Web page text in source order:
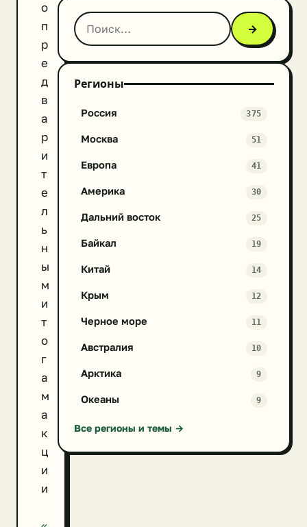
о
п
р
е
д
в
а
р
и
т
е
л
ь
н
ы
м
и
т
о
г
а
м
а
к
ц
и
и
→
Регионы
Россия 375
Москва 51
Европа 41
Америка 30
Дальний восток 25
Байкал 19
Китай 14
Крым 12
Черное море 11
Австралия 10
Арктика 9
Океаны 9
Все регионы и темы →